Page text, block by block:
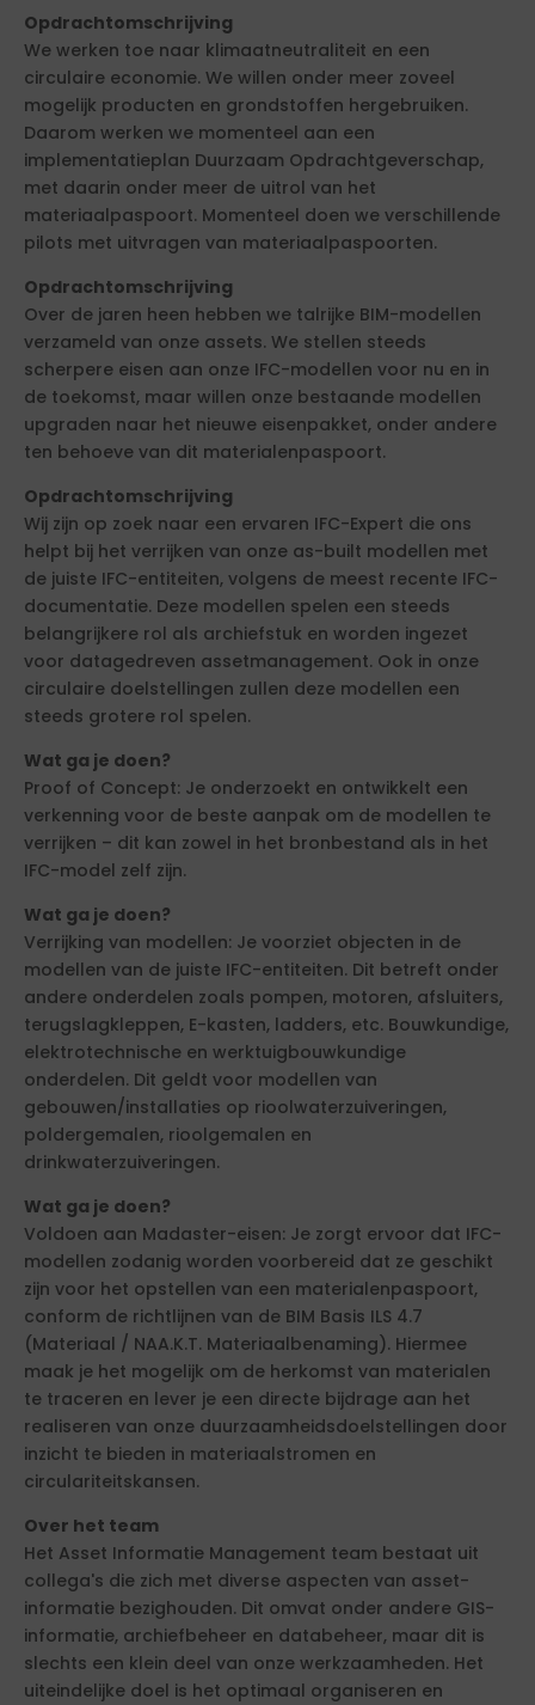
Opdrachtomschrijving
We werken toe naar klimaatneutraliteit en een
circulaire economie. We willen onder meer zoveel
mogelijk producten en grondstoffen hergebruiken.
Daarom werken we momenteel aan een
implementatieplan Duurzaam Opdrachtgeverschap,
met daarin onder meer de uitrol van het
materiaalpaspoort. Momenteel doen we verschillende
pilots met uitvragen van materiaalpaspoorten.
Opdrachtomschrijving
Over de jaren heen hebben we talrijke BIM-modellen
verzameld van onze assets. We stellen steeds
scherpere eisen aan onze IFC-modellen voor nu en in
de toekomst, maar willen onze bestaande modellen
upgraden naar het nieuwe eisenpakket, onder andere
ten behoeve van dit materialenpaspoort.
Opdrachtomschrijving
Wij zijn op zoek naar een ervaren IFC-Expert die ons
helpt bij het verrijken van onze as-built modellen met
de juiste IFC-entiteiten, volgens de meest recente IFC-
documentatie. Deze modellen spelen een steeds
belangrijkere rol als archiefstuk en worden ingezet
voor datagedreven assetmanagement. Ook in onze
circulaire doelstellingen zullen deze modellen een
steeds grotere rol spelen.
Wat ga je doen?
Proof of Concept: Je onderzoekt en ontwikkelt een
verkenning voor de beste aanpak om de modellen te
verrijken – dit kan zowel in het bronbestand als in het
IFC-model zelf zijn.
Wat ga je doen?
Verrijking van modellen: Je voorziet objecten in de
modellen van de juiste IFC-entiteiten. Dit betreft onder
andere onderdelen zoals pompen, motoren, afsluiters,
terugslagkleppen, E-kasten, ladders, etc. Bouwkundige,
elektrotechnische en werktuigbouwkundige
onderdelen. Dit geldt voor modellen van
gebouwen/installaties op rioolwaterzuiveringen,
poldergemalen, rioolgemalen en
drinkwaterzuiveringen.
Wat ga je doen?
Voldoen aan Madaster-eisen: Je zorgt ervoor dat IFC-
modellen zodanig worden voorbereid dat ze geschikt
zijn voor het opstellen van een materialenpaspoort,
conform de richtlijnen van de BIM Basis ILS 4.7
(Materiaal / NAA.K.T. Materiaalbenaming). Hiermee
maak je het mogelijk om de herkomst van materialen
te traceren en lever je een directe bijdrage aan het
realiseren van onze duurzaamheidsdoelstellingen door
inzicht te bieden in materiaalstromen en
circulariteitskansen.
Over het team
Het Asset Informatie Management team bestaat uit
collega's die zich met diverse aspecten van asset-
informatie bezighouden. Dit omvat onder andere GIS-
informatie, archiefbeheer en databeheer, maar dit is
slechts een klein deel van onze werkzaamheden. Het
uiteindelijke doel is het optimaal organiseren en